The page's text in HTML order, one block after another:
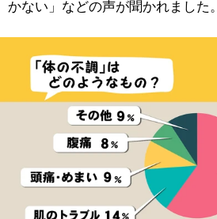
かない」などの声が聞かれました。